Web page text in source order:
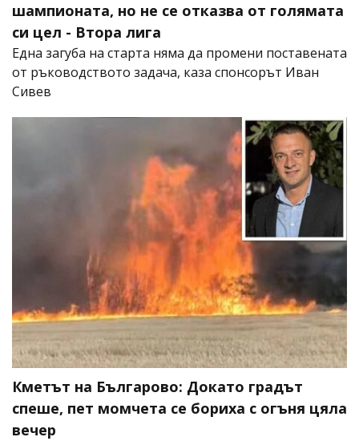
шампионата, но не се отказва от голямата
си цел - Втора лига
Една загуба на старта няма да промени поставената
от ръководството задача, каза спонсорът Иван
Сивев
Кметът на Българово: Докато градът
спеше, пет момчета се бориха с огъня цяла
вечер